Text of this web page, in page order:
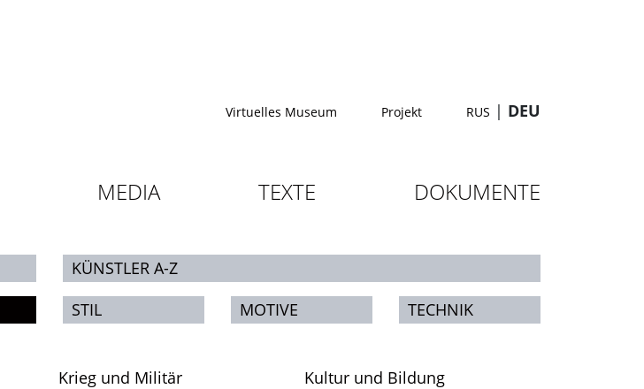
Virtuelles Museum Projekt RUS | DEU
MEDIA TEXTE DOKUMENTE
KÜNSTLER A-Z
STIL MOTIVE TECHNIK
Krieg und Militär
Kultur und Bildung